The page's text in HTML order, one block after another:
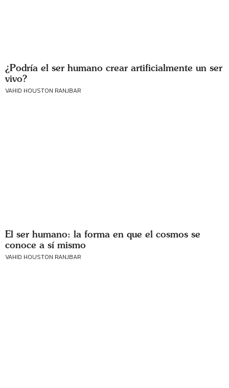
¿Podría el ser humano crear artificialmente un ser
vivo?
VAHID HOUSTON RANJBAR
El ser humano: la forma en que el cosmos se
conoce a sí mismo
VAHID HOUSTON RANJBAR